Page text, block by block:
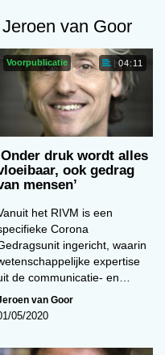
van Goor
Voorpublicatie 04:11
druk wordt alles
ook gedrag
mensen’
het RIVM is een
Corona
ingericht, waarin
expertise
de communicatie- en…
van Goor
05/2020